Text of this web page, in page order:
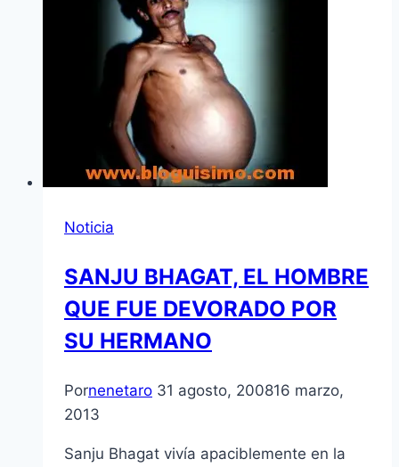
Noticia
SANJU BHAGAT, EL HOMBRE
QUE FUE DEVORADO POR
SU HERMANO
Pornenetaro 31 agosto, 200816 marzo,
2013
Sanju Bhagat viví­a apaciblemente en la